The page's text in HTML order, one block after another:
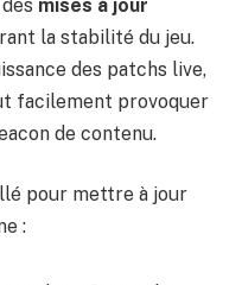
mises à jour
la stabilité du jeu.
des patchs live,
facilement provoquer
de contenu.
pour mettre à jour
: